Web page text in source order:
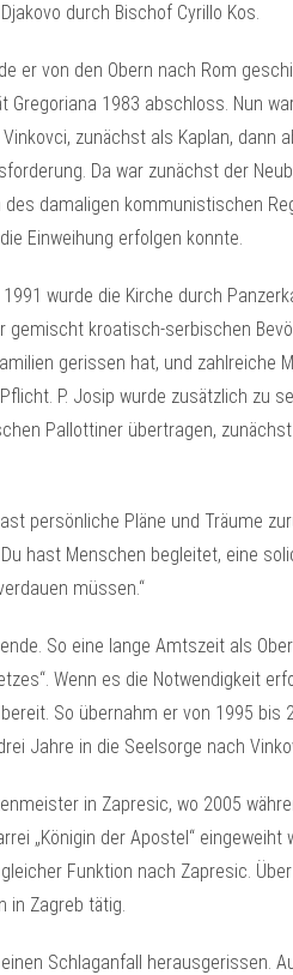
durch Bischof Cyrillo Kos.
er von den Obern nach Rom
Gregoriana 1983 abschloss. Nun
zunächst als Kaplan, dann
Da war zunächst der
damaligen kommunistischen
Einweihung erfolgen konnte.
wurde die Kirche durch
gemischt kroatisch-serbischen
gerissen hat, und zahlreiche
P. Josip wurde zusätzlich zu
Pallottiner übertragen,
persönliche Pläne und Träume
hast Menschen begleitet, eine
müssen.“
So eine lange Amtszeit als
Wenn es die Notwendigkeit
So übernahm er von 1995 bis
Jahre in die Seelsorge nach
in Zapresic, wo 2005
„Königin der Apostel“ eingeweiht
Funktion nach Zapresic.
in Zagreb tätig.
Schlaganfall herausgerissen.